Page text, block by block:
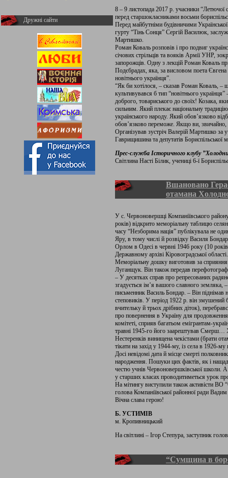
Дружні сайти
8 – 9 листопада 2017 р. учасники
перед старшокласниками восьми
Перед майбутніми будівничими
гурту “Тінь Сонця” Сергій Василюк,
Мартишко.
Роман Коваль розповів і про подвиг
січових стрільців та вояків Армії УНР,
запорожців. Одну з лекцій Роман Коваль
Подєбрадах, яка, за висловом поета
новітнього українця”.
“Як би хотілося, – сказав Роман Коваль, –
культивувався б тип “новітнього
доброго, товариського до своїх! Козака,
сильним. Який плекає національну
українського народу. Який обов’язково
обов’язково переможе. Якщо ви, звичайно,
Організував зустріч Валерій Мартишко за
Гаврищишина та депутатів Бориспільської
Прес-служба Історичного клубу
Світлина Насті Білик, учениці 6-ї
Вшановано
отамана
У с. Червоновершці Компаніївського
років) відкрито меморіальну таблицю
часу “Незборима нація” публікувала не
Яру, в тому числі й розвідку Василя
Орлом в Одесі в червні 1946 року (10
Державному архіві Кіровоградської області.
Меморіальну дошку виготовив за
Луганщук. Він також передав
– У десятках справ про репресованих
згадується ім’я вашого славного земляка,
письменник Василь Бондар. – Він піднімав
степовиків. У період 1922 р. він
вчительку й трьох дрібних діток),
про повернення в Україну для
комітеті, сприяв багатьом емігрантам-
травні 1945-го його заарештував Смерш…
Нестеренків винищена чекістами (брати
тікати на захід у 1944-му, із села в 1926-
Досі невідомі дата й місце смерті
народження. Пошуки цих фактів, як і
честю учнів Червоновершківської школи.
у старших класах проводитиметься урок
На мітингу виступили також активісти ВО
голова Компаніївської районної ради
Вічна слава герою!
Б. УСТИМІВ
м. Кропивницький
На світлині – Ігор Степура, заступник
“Сумщина в